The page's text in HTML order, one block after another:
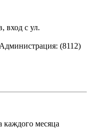
вход с ул.
(8112)
каждого месяца